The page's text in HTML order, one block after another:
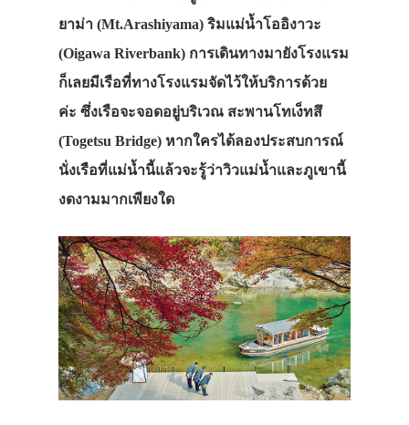
ยาม่า (Mt.Arashiyama) ริมแม่น้ำโออิงาวะ
(Oigawa Riverbank) การเดินทางมายังโรงแรม
ก็เลยมีเรือที่ทางโรงแรมจัดไว้ให้บริการด้วย
ค่ะ ซึ่งเรือจะจอดอยู่บริเวณ สะพานโทเง็ทสึ
(Togetsu Bridge) หากใครได้ลองประสบการณ์
นั่งเรือที่แม่น้ำนี้แล้วจะรู้ว่าวิวแม่น้ำและภูเขานี้
งดงามมากเพียงใด